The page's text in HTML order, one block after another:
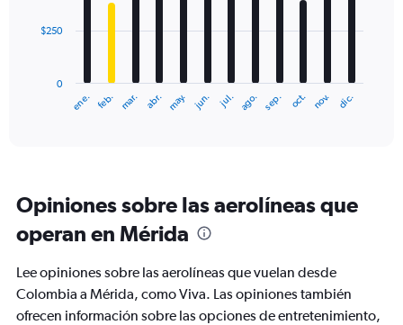
The
categories.
chart
1
Y
axis
ene. feb. mar. abr. may. jun. jul. ago. sep. oct. nov. dic.
0
$250
Opiniones sobre las aerolíneas que
operan en Mérida
Lee opiniones sobre las aerolíneas que vuelan desde
Colombia a Mérida, como Viva. Las opiniones también
ofrecen información sobre las opciones de entretenimiento,